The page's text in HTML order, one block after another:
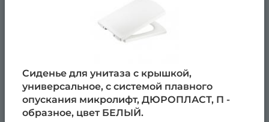
Сиденье для унитаза с крышкой,
универсальное, с системой плавного
опускания микролифт, ДЮРОПЛАСТ, П -
образное, цвет БЕЛЫЙ.